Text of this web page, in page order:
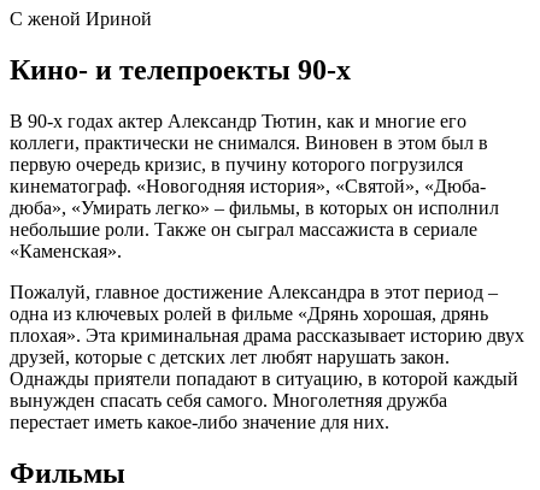
С женой Ириной
Кино- и телепроекты 90-х
В 90-х годах актер Александр Тютин, как и многие его
коллеги, практически не снимался. Виновен в этом был в
первую очередь кризис, в пучину которого погрузился
кинематограф. «Новогодняя история», «Святой», «Дюба-
дюба», «Умирать легко» – фильмы, в которых он исполнил
небольшие роли. Также он сыграл массажиста в сериале
«Каменская».
Пожалуй, главное достижение Александра в этот период –
одна из ключевых ролей в фильме «Дрянь хорошая, дрянь
плохая». Эта криминальная драма рассказывает историю двух
друзей, которые с детских лет любят нарушать закон.
Однажды приятели попадают в ситуацию, в которой каждый
вынужден спасать себя самого. Многолетняя дружба
перестает иметь какое-либо значение для них.
Фильмы